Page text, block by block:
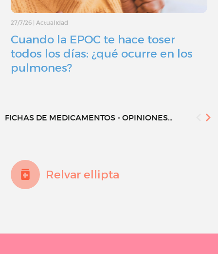
27/7/26 Actualidad
Cuando la EPOC te hace toser
todos los días: ¿qué ocurre en los
pulmones?
FICHAS DE MEDICAMENTOS - OPINIONES...
Relvar ellipta